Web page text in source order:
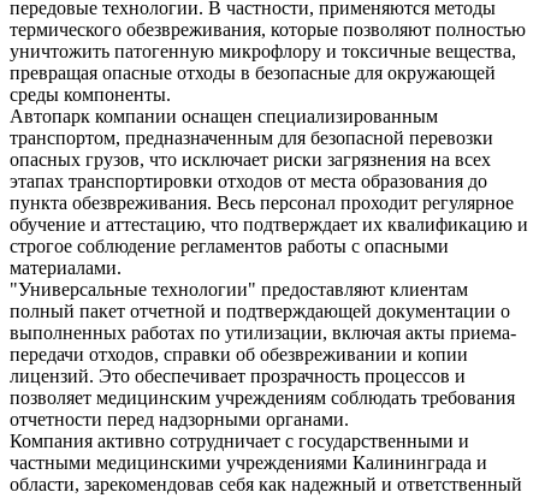
передовые технологии. В частности, применяются методы
термического обезвреживания, которые позволяют полностью
уничтожить патогенную микрофлору и токсичные вещества,
превращая опасные отходы в безопасные для окружающей
среды компоненты.
Автопарк компании оснащен специализированным
транспортом, предназначенным для безопасной перевозки
опасных грузов, что исключает риски загрязнения на всех
этапах транспортировки отходов от места образования до
пункта обезвреживания. Весь персонал проходит регулярное
обучение и аттестацию, что подтверждает их квалификацию и
строгое соблюдение регламентов работы с опасными
материалами.
"Универсальные технологии" предоставляют клиентам
полный пакет отчетной и подтверждающей документации о
выполненных работах по утилизации, включая акты приема-
передачи отходов, справки об обезвреживании и копии
лицензий. Это обеспечивает прозрачность процессов и
позволяет медицинским учреждениям соблюдать требования
отчетности перед надзорными органами.
Компания активно сотрудничает с государственными и
частными медицинскими учреждениями Калининграда и
области, зарекомендовав себя как надежный и ответственный